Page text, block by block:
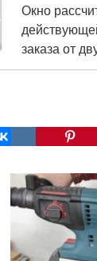
Окно
заказа от